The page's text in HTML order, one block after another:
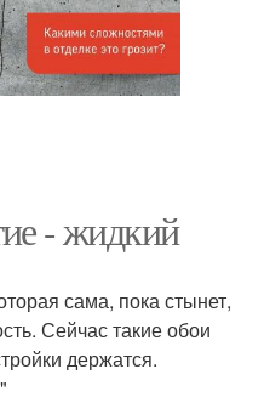
- жидкий
сама, пока стынет,
Сейчас такие обои
держатся.